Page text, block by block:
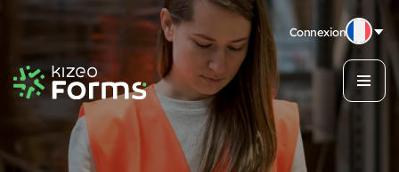
Connexion